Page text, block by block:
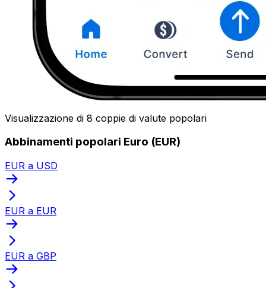
Visualizzazione di 8 coppie di valute popolari
Abbinamenti popolari Euro (EUR)
EUR a USD
EUR a EUR
EUR a GBP